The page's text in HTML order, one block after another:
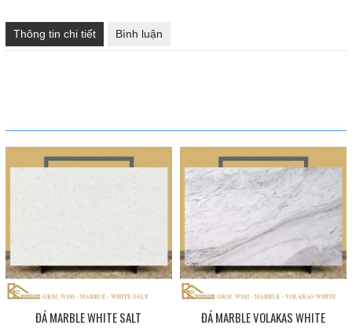
Thông tin chi tiết Bình luận
ĐÁ MARBLE WHITE SALT ĐÁ MARBLE VOLAKAS WHITE